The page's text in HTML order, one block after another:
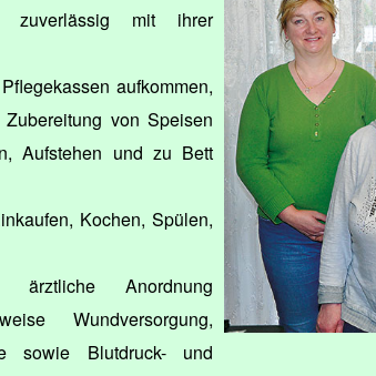
mit ihrer
aufkommen,
von Speisen
Aufstehen und zu Bett
Kochen, Spülen,
Anordnung
Wundversorgung,
sowie Blutdruck- und